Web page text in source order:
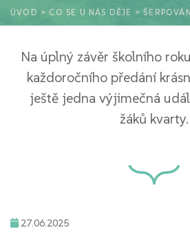
ÚVOD > CO SE U NÁS DĚJE >
Na úplný závěr školního
každoročního předání
ještě jedna výjimečná
žáků kvarty.
27.06.2025